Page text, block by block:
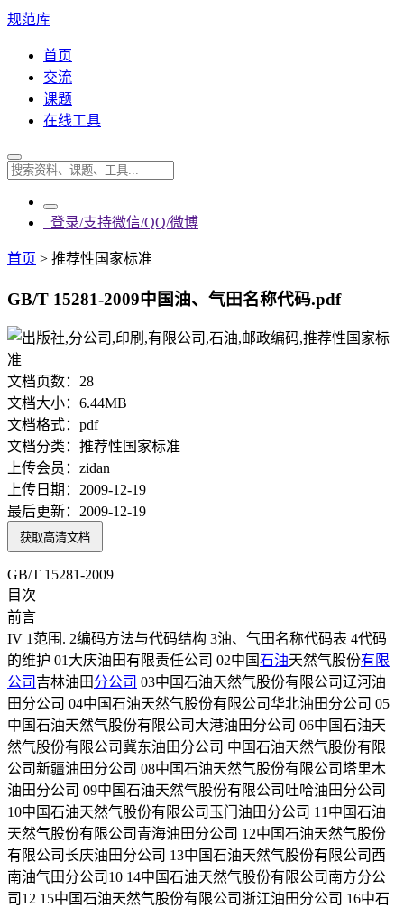
规范库
首页
交流
课题
在线工具
登录/支持微信/QQ/微博
首页 > 推荐性国家标准
GB/T 15281-2009中国油、气田名称代码.pdf
文档页数： 28
文档大小： 6.44MB
文档格式： pdf
文档分类： 推荐性国家标准
上传会员： zidan
上传日期： 2009-12-19
最后更新： 2009-12-19
获取高清文档
GB/T 15281-2009
目次
前言
IV 1范围. 2编码方法与代码结构 3油、气田名称代码表 4代码
的维护 01大庆油田有限责任公司 02中国石油天然气股份有限
公司 吉林油田分公司 03中国石油天然气股份有限公司辽河油
田分公司 04中国石油天然气股份有限公司华北油田分公司 05
中国石油天然气股份有限公司大港油田分公司 06中国石油天
然气股份有限公司冀东油田分公司 中国石油天然气股份有限
公司新疆油田分公司 08中国石油天然气股份有限公司塔里木
油田分公司 09中国石油天然气股份有限公司吐哈油田分公司
10中国石油天然气股份有限公司玉门油田分公司 11中国石油
天然气股份有限公司青海油田分公司 12中国石油天然气股份
有限公司长庆油田分公司 13中国石油天然气股份有限公司西
南油气田分公司10 14中国石油天然气股份有限公司南方分公
司12 15中国石油天然气股份有限公司浙江油田分公司 16中石